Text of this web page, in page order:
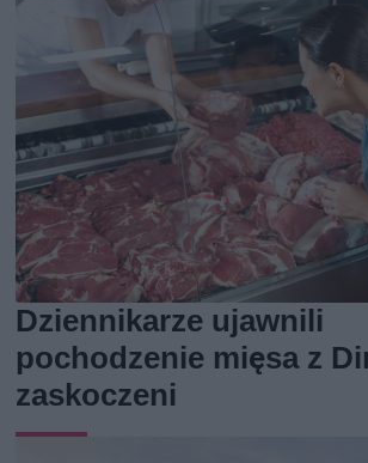
Dziennikarze ujawnili
pochodzenie mięsa z
zaskoczeni